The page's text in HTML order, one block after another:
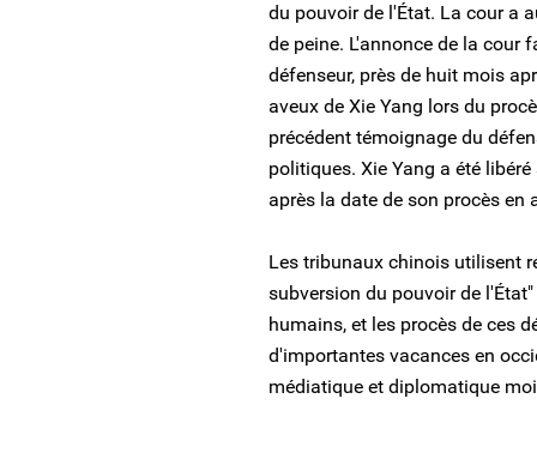
du pouvoir de l'État. La cour a
de peine. L'annonce de la cour
défenseur, près de huit mois
aveux de Xie Yang lors du
précédent témoignage du
politiques. Xie Yang a été
après la date de son procès en
Les tribunaux chinois utilisent
subversion du pouvoir de
humains, et les procès de ces
d'importantes vacances en
médiatique et diplomatique